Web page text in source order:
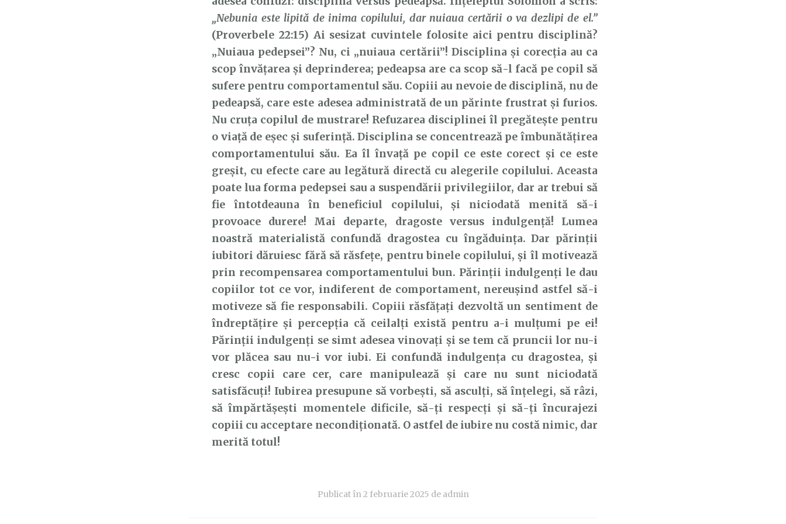
„Nebunia este lipită de inima copilului, dar nuiaua certării o va dezlipi de el.”
(Proverbele 22:15) Ai sesizat cuvintele folosite aici pentru disciplină?
„Nuiaua pedepsei”? Nu, ci „nuiaua certării”! Disciplina și corecția au ca
scop învățarea și deprinderea; pedeapsa are ca scop să-l facă pe copil să
sufere pentru comportamentul său. Copiii au nevoie de disciplină, nu de
pedeapsă, care este adesea administrată de un părinte frustrat și furios.
Nu cruţa copilul de mustrare! Refuzarea disciplinei îl pregătește pentru
o viață de eșec și suferință. Disciplina se concentrează pe îmbunătățirea
comportamentului său. Ea îl învață pe copil ce este corect și ce este
greșit, cu efecte care au legătură directă cu alegerile copilului. Aceasta
poate lua forma pedepsei sau a suspendării privilegiilor, dar ar trebui să
fie întotdeauna în beneficiul copilului, și niciodată menită să-i
provoace durere! Mai departe, dragoste versus indulgență! Lumea
noastră materialistă confundă dragostea cu îngăduința. Dar părinții
iubitori dăruiesc fără să răsfețe, pentru binele copilului, și îl motivează
prin recompensarea comportamentului bun. Părinții indulgenți le dau
copiilor tot ce vor, indiferent de comportament, nereușind astfel să-i
motiveze să fie responsabili. Copiii răsfățați dezvoltă un sentiment de
îndreptățire și percepția că ceilalți există pentru a-i mulțumi pe ei!
Părinții indulgenți se simt adesea vinovați și se tem că pruncii lor nu-i
vor plăcea sau nu-i vor iubi. Ei confundă indulgența cu dragostea, și
cresc copii care cer, care manipulează și care nu sunt niciodată
satisfăcuți! Iubirea presupune să vorbești, să asculți, să înțelegi, să râzi,
să împărtășești momentele dificile, să-ți respecți și să-ți încurajezi
copiii cu acceptare necondiționată. O astfel de iubire nu costă nimic, dar
merită totul!
Publicat în2 februarie 2025 de admin